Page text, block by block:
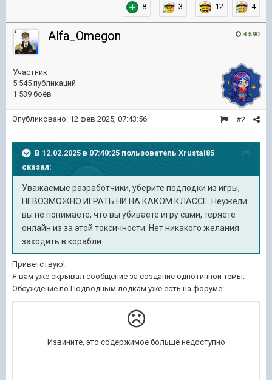
8 3 12 4
4 590
Alfa_Omegon
Участник
5 545 публикаций
1 539 боёв
#2
Опубликовано: 12 фев 2025, 07:43:56
В 12.02.2025 в 07:40:25 пользователь Xrustal85
сказал:
Уважаемые разработчики, уберите подлодки из игры,
НЕВОЗМОЖНО ИГРАТЬ НИ НА КАКОМ КЛАССЕ. Неужели
вы не понимаете, что вы убиваете игру сами, теряете
онлайн из за этой токсичности. Нет никакого желания
заходить в корабли.
Приветствую!
Я вам уже скрывал сообщение за создание однотипной темы.
Обсуждение по Подводным лодкам уже есть на форуме: